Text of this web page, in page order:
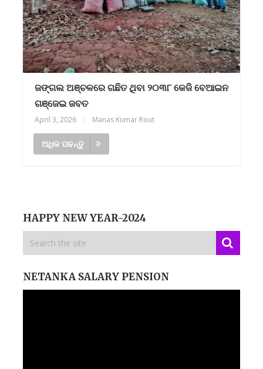
ଜଙ୍ଗଲ ଅଞ୍ଚଳରେ ଗଛିତ ଥିବା ୨୦୩୮ କେଜି ବେଆଇନ
ଗଞ୍ଜେଇ ଜବତ
April 3, 2026 Manas Kumar Rout
ଅଧିକ ପଢନ୍ତୁ
HAPPY NEW YEAR-2024
NETANKA SALARY PENSION